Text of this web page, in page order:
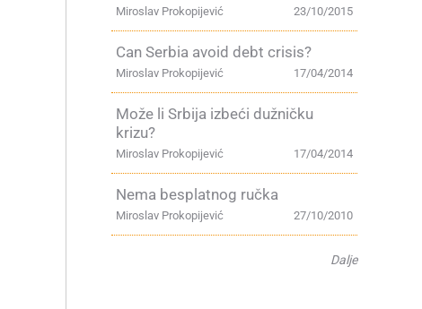
23/10/2015
Miroslav Prokopijević
Can Serbia avoid debt crisis?
17/04/2014
Miroslav Prokopijević
Može li Srbija izbeći dužničku
krizu?
17/04/2014
Miroslav Prokopijević
Nema besplatnog ručka
27/10/2010
Miroslav Prokopijević
Dalje